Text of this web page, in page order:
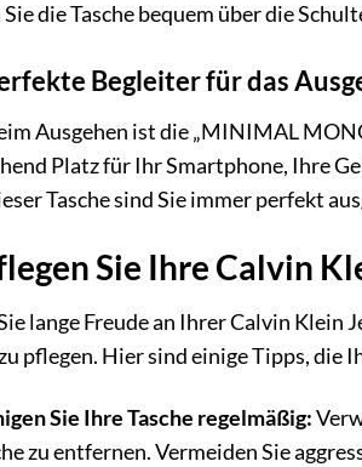
Sie die Tasche bequem über die
Begleiter für das
Ausgehen ist die „MINIMAL
Platz für Ihr Smartphone, Ihre
Tasche sind Sie immer perfekt
Sie Ihre Calvin
lange Freude an Ihrer Calvin Klein
pflegen. Hier sind einige Tipps, die
Sie Ihre Tasche regelmäßig:
zu entfernen. Vermeiden Sie